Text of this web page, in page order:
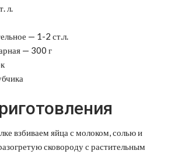
л.
— 1-2 ст.л.
— 300 г
взбиваем яйца с молоком, солью и
сковороду с растительным